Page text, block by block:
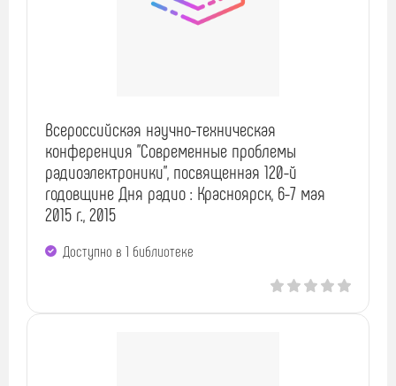
Всероссийская научно-техническая
конференция "Современные проблемы
радиоэлектроники", посвященная 120-й
годовщине Дня радио : Красноярск, 6-7 мая
2015 г., 2015
Доступно в 1 библиотекe